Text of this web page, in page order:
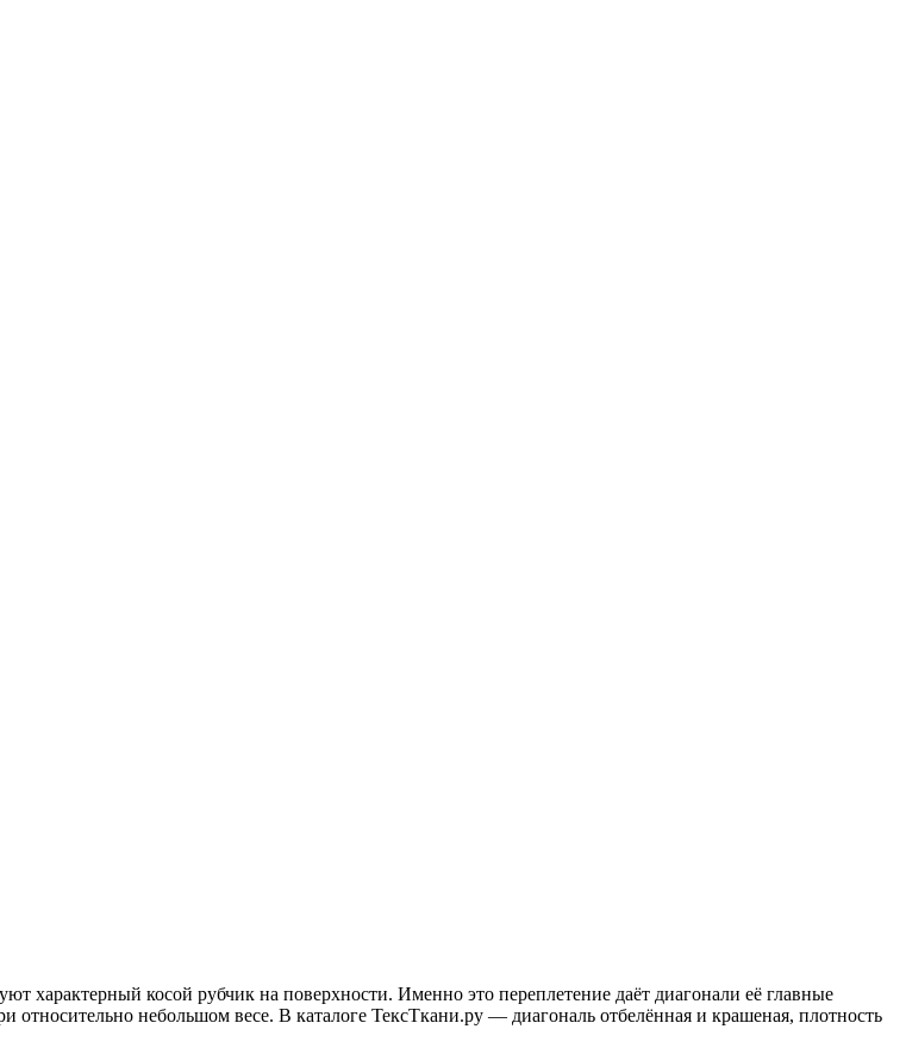
характерный косой рубчик на поверхности. Именно это переплетение даёт диагонали её главные
небольшом весе. В каталоге ТексТкани.ру — диагональ отбелённая и крашеная, плотность